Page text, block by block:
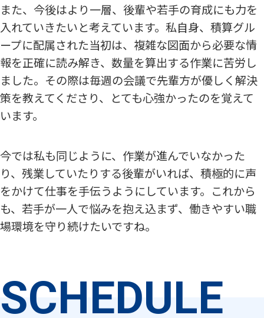
また、今後はより一層、後輩や若手の育成にも力を
入れていきたいと考えています。私自身、積算グル
ープに配属された当初は、複雑な図面から必要な情
報を正確に読み解き、数量を算出する作業に苦労し
ました。その際は毎週の会議で先輩方が優しく解決
策を教えてくださり、とても心強かったのを覚えて
います。
今では私も同じように、作業が進んでいなかった
り、残業していたりする後輩がいれば、積極的に声
をかけて仕事を手伝うようにしています。これから
も、若手が一人で悩みを抱え込まず、働きやすい職
場環境を守り続けたいですね。
SCHEDULE